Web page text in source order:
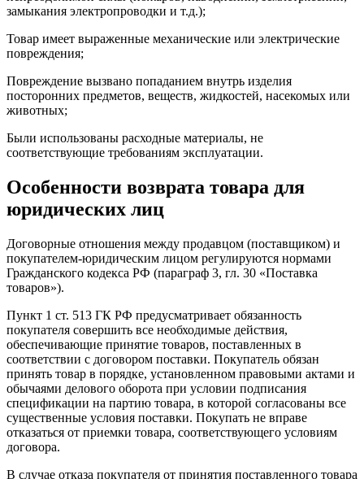
замыкания электропроводки и т.д.);
Товар имеет выраженные механические или электрические
повреждения;
Повреждение вызвано попаданием внутрь изделия
посторонних предметов, веществ, жидкостей, насекомых или
животных;
Были использованы расходные материалы, не
соответствующие требованиям эксплуатации.
Особенности возврата товара для
юридических лиц
Договорные отношения между продавцом (поставщиком) и
покупателем-юридическим лицом регулируются нормами
Гражданского кодекса РФ (параграф 3, гл. 30 «Поставка
товаров»).
Пункт 1 ст. 513 ГК РФ предусматривает обязанность
покупателя совершить все необходимые действия,
обеспечивающие принятие товаров, поставленных в
соответствии с договором поставки. Покупатель обязан
принять товар в порядке, установленном правовыми актами и
обычаями делового оборота при условии подписания
спецификации на партию товара, в которой согласованы все
существенные условия поставки. Покупать не вправе
отказаться от приемки товара, соответствующего условиям
договора.
В случае отказа покупателя от принятия поставленного товара